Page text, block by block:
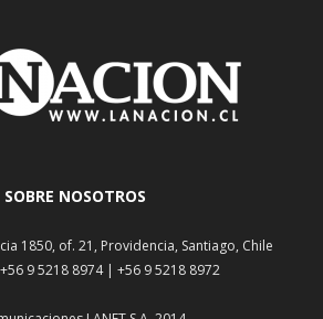
SOBRE NOSOTROS
1850, of. 21, Providencia, Santiago, Chile
9 5218 8974 | +56 9 5218 8972